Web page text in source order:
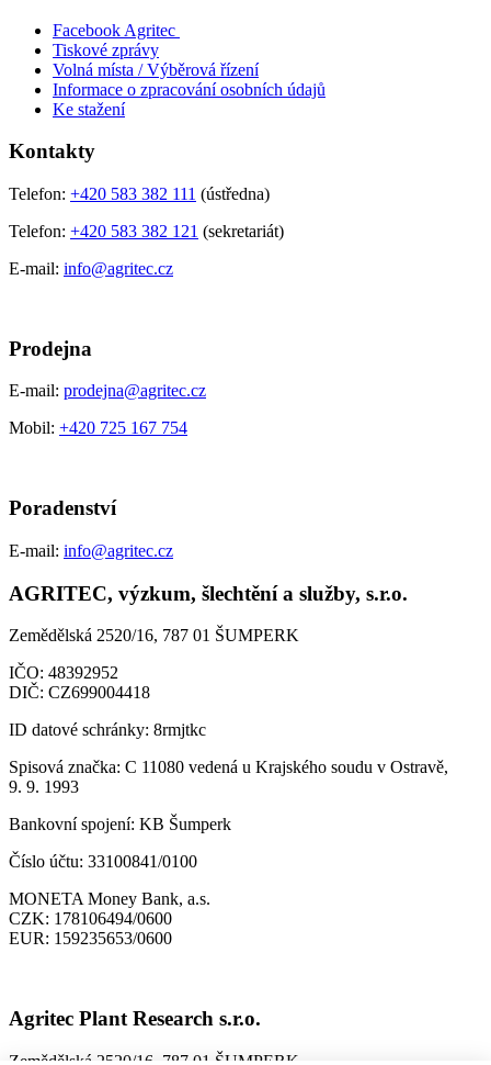
Facebook Agritec
Tiskové zprávy
Volná místa / Výběrová řízení
Informace o zpracování osobních údajů
Ke stažení
Kontakty
Telefon: +420 583 382 111 (ústředna)
Telefon: +420 583 382 121 (sekretariát)
E-mail: info@agritec.cz
Prodejna
E-mail: prodejna@agritec.cz
Mobil: +420 725 167 754
Poradenství
E-mail: info@agritec.cz
AGRITEC, výzkum, šlechtění a služby, s.r.o.
Zemědělská 2520/16, 787 01 ŠUMPERK
IČO: 48392952
DIČ: CZ699004418
ID datové schránky: 8rmjtkc
Spisová značka: C 11080 vedená u Krajského soudu v Ostravě,
9. 9. 1993
Bankovní spojení: KB Šumperk
Číslo účtu: 33100841/0100
MONETA Money Bank, a.s.
CZK: 178106494/0600
EUR: 159235653/0600
Agritec Plant Research s.r.o.
Zemědělská 2520/16, 787 01 ŠUMPERK